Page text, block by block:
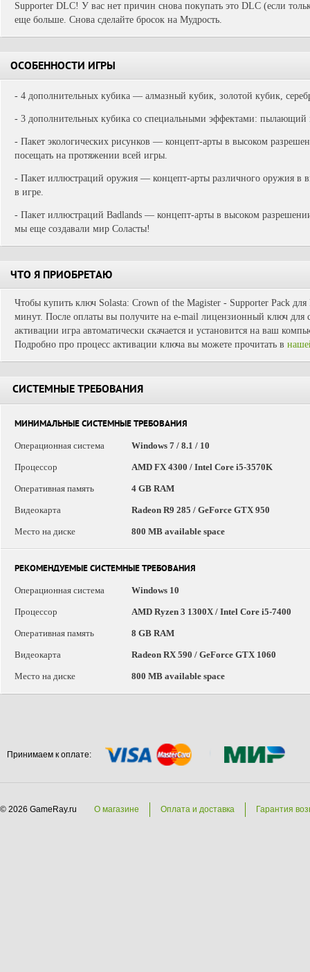
Supporter DLC! У вас нет причин снова покупать это DLC (если
еще больше. Снова сделайте бросок на Мудрость.
ОСОБЕННОСТИ ИГРЫ
- 4 дополнительных кубика — алмазный кубик, золотой кубик,
- 3 дополнительных кубика со специальными эффектами:
- Пакет экологических рисунков — концепт-арты в высоком
посещать на протяжении всей игры.
- Пакет иллюстраций оружия — концепт-арты различного оружия в
в игре.
- Пакет иллюстраций Badlands — концепт-арты в высоком
мы еще создавали мир Соласты!
ЧТО Я ПРИОБРЕТАЮ
Чтобы купить ключ Solasta: Crown of the Magister - Supporter Pack для
минут. После оплаты вы получите на e-mail лицензионный ключ для
активации игра автоматически скачается и установится на ваш
Подробно про процесс активации ключа вы можете прочитать в
СИСТЕМНЫЕ ТРЕБОВАНИЯ
МИНИМАЛЬНЫЕ СИСТЕМНЫЕ ТРЕБОВАНИЯ
Операционная система
Windows 7 / 8.1 / 10
Процессор AMD FX 4300 / Intel Core i5-3570K
Оперативная память 4 GB RAM
Видеокарта Radeon R9 285 / GeForce GTX 950
Место на диске 800 MB available space
РЕКОМЕНДУЕМЫЕ СИСТЕМНЫЕ ТРЕБОВАНИЯ
Операционная система
Windows 10
Процессор AMD Ryzen 3 1300X / Intel Core i5-7400
Оперативная память 8 GB RAM
Видеокарта Radeon RX 590 / GeForce GTX 1060
Место на диске 800 MB available space
Принимаем к оплате:
© 2026 GameRay.ru О магазине Оплата и доставка Гарантия